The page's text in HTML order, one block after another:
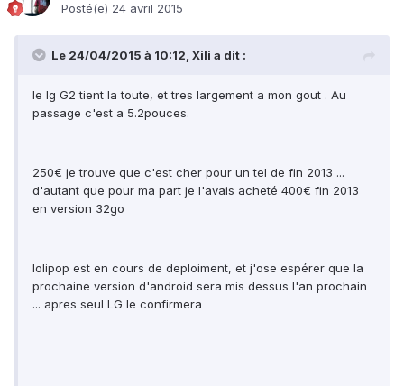
Posté(e) 24 avril 2015
Le 24/04/2015 à 10:12, Xili a dit :
le lg G2 tient la toute, et tres largement a mon gout . Au
passage c'est a 5.2pouces.
250€ je trouve que c'est cher pour un tel de fin 2013 ...
d'autant que pour ma part je l'avais acheté 400€ fin 2013
en version 32go
lolipop est en cours de deploiment, et j'ose espérer que la
prochaine version d'android sera mis dessus l'an prochain
... apres seul LG le confirmera